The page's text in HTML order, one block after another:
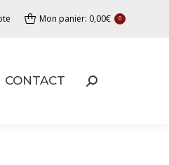
Mon panier: 0,00€ 0
CONTACT